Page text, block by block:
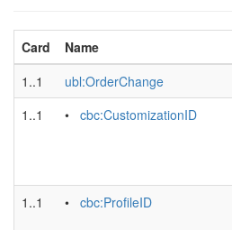
Card Name
1..1
ubl:OrderChange
1..1
• cbc:CustomizationID
1..1 • cbc:ProfileID